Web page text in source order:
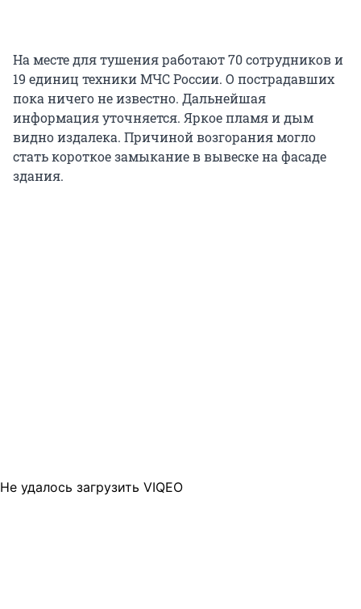
На месте для тушения работают 70 сотрудников и
19 единиц техники МЧС России. О пострадавших
пока ничего не известно. Дальнейшая
информация уточняется. Яркое пламя и дым
видно издалека. Причиной возгорания могло
стать короткое замыкание в вывеске на фасаде
здания.
Не удалось загрузить VIQEO